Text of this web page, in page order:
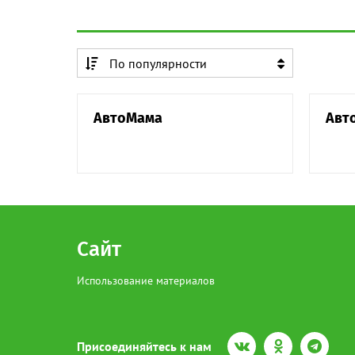
По популярности
По алфавиту
АвтоМама
Сайт
Использование материалов
Присоединяйтесь к нам